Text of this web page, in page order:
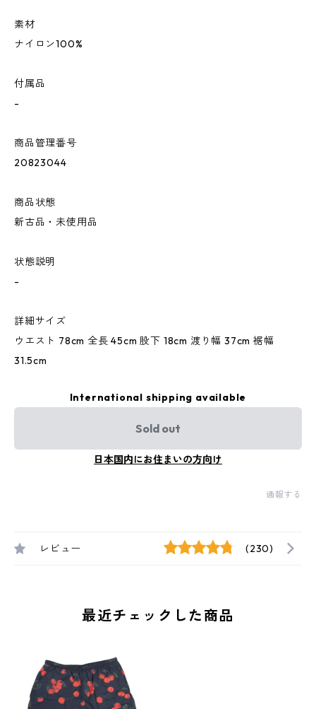
素材
ナイロン100%
付属品
-
商品管理番号
20823044
商品状態
新古品・未使用品
状態説明
-
詳細サイズ
ウエスト 78cm 全長 45cm 股下 18cm 渡り幅 37cm 裾幅
31.5cm
International shipping available
Sold out
日本国内にお住まいの方向け
通報する
レビュー (230)
最近チェックした商品